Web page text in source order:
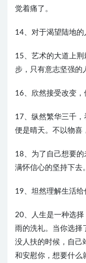
觉着痛了。
14、对于渴望陆地的
15、艺术的大道上
步，只有意志坚强
16、欣然接受改变，
17、纵然繁华三千
便是晴天。不以物喜
18、为了自己想要
满怀信心的坚持下去。
19、坦然理解生活给
20、人生是一种选
雨的洗礼。当你选择
没人扶的时候，自己
和安慰你，想要什么